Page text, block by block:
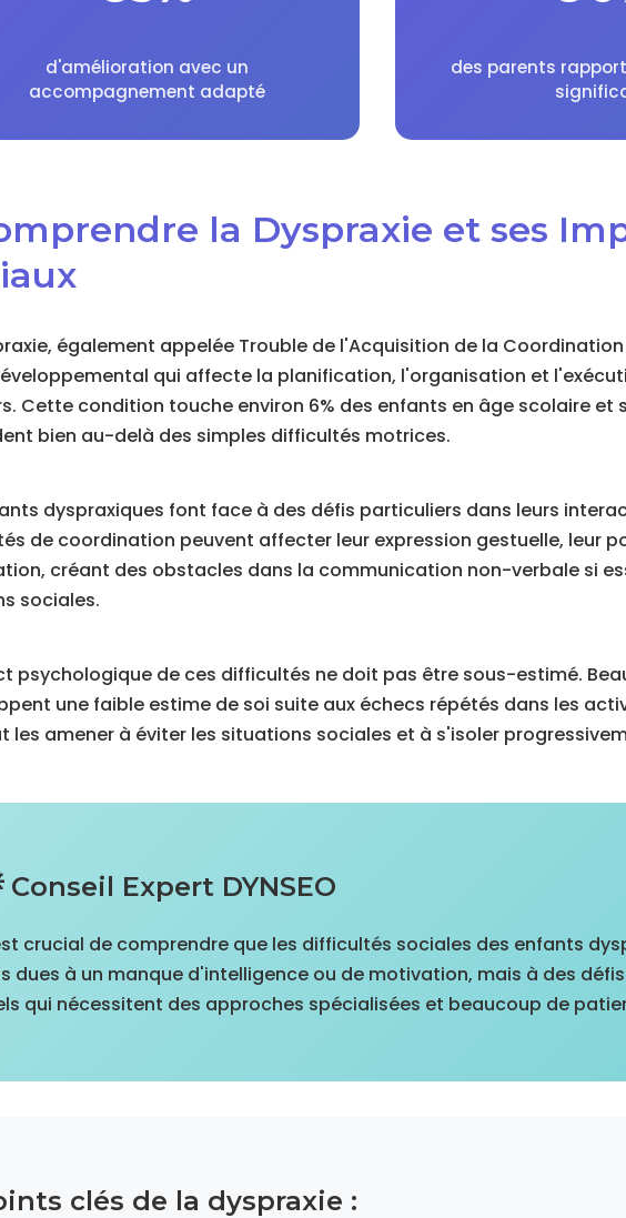
d'amélioration avec un
accompagnement adapté
des parents
la Dyspraxie et ses
également appelée Trouble de l'Acquisition de la
qui affecte la planification, l'organisation et
Cette condition touche environ 6% des enfants en âge scolaire et
bien au-delà des simples difficultés motrices.
dyspraxiques font face à des défis particuliers dans leurs
de coordination peuvent affecter leur expression gestuelle, leur
créant des obstacles dans la communication non-verbale si
sociales.
psychologique de ces difficultés ne doit pas être sous-estimé.
une faible estime de soi suite aux échecs répétés dans les
les amener à éviter les situations sociales et à s'isoler
Conseil Expert DYNSEO
crucial de comprendre que les difficultés sociales des enfants
dues à un manque d'intelligence ou de motivation, mais à des
qui nécessitent des approches spécialisées et beaucoup de
clés de la dyspraxie :